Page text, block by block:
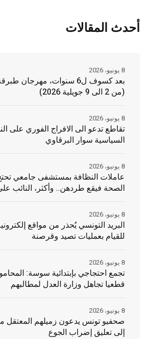
أحدث المقالات
بعد كسوف ل6 سنوات، مهرجان
(من 2 الى 9 جويلية 2026)
8 يونيو، 2026
تقاطع تدعو الى الافراج الفوري على
السياسية سوار البرقاوي
8 يونيو، 2026
عاملات النظافة بمستشفى جامعي
الصحة فيقع طردهن.. وأكثر، النائب
8 يونيو، 2026
البريد التونسي يُحذر من مواقع
للقيام بعمليات تصيد وقرصنة
8 يونيو، 2026
تجمع احتجاجي بإبتدائية سوسة:
قطعيا تجاهل وزارة العدل لمطالبهم
8 يونيو، 2026
صحفيو تونس يدعون زميلهم المعتقل
إلى تعليق إضراب الجوع
8 يونيو، 2026